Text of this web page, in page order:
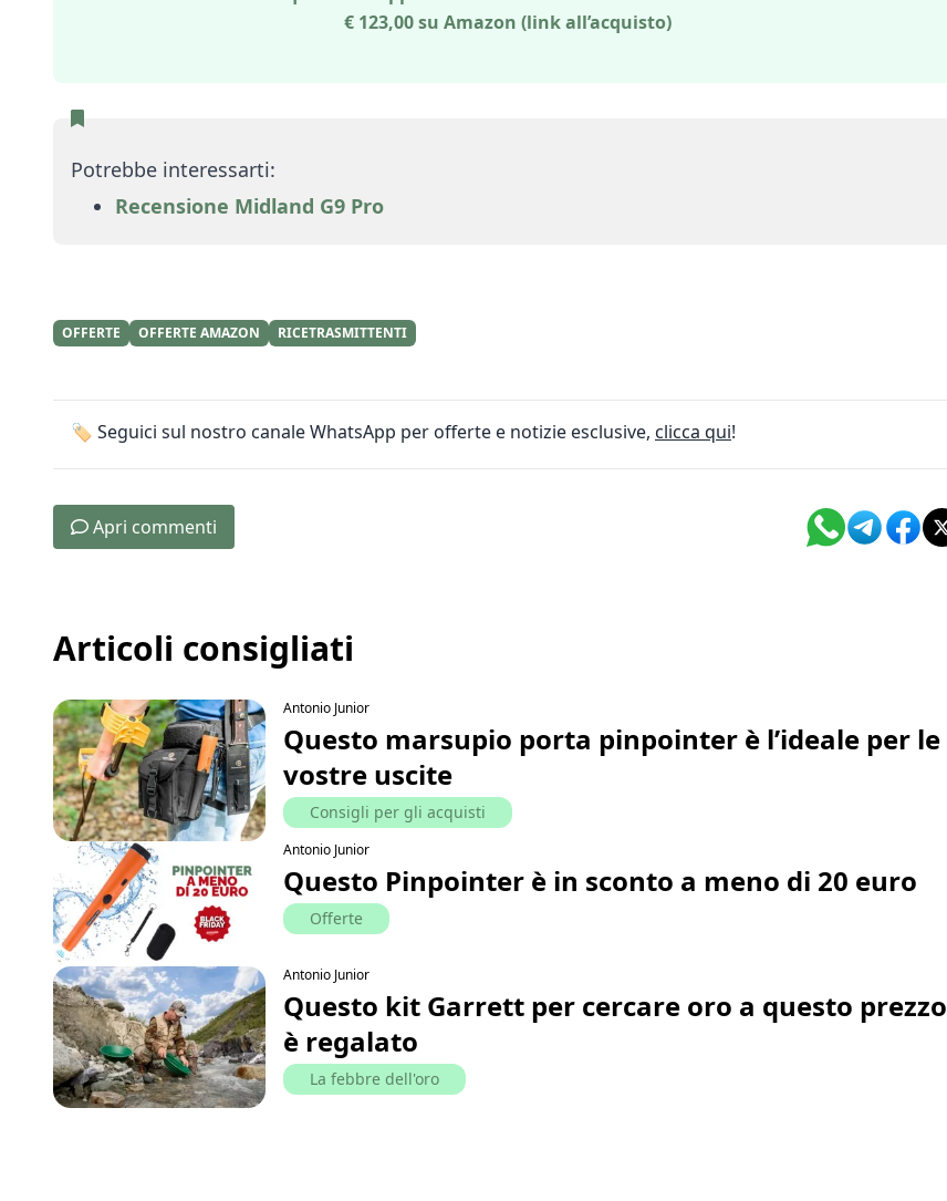
€ 123,00 su Amazon (link all’acquisto)
Potrebbe interessarti:
Recensione Midland G9 Pro
OFFERTE OFFERTE AMAZON RICETRASMITTENTI
🏷️ Seguici sul nostro canale WhatsApp per offerte e notizie esclusive, clicca qui!
Apri commenti
Articoli consigliati
Antonio Junior
Questo marsupio porta pinpointer è l’ideale per le
vostre uscite
Consigli per gli acquisti
Antonio Junior
Questo Pinpointer è in sconto a meno di 20 euro
Offerte
Antonio Junior
Questo kit Garrett per cercare oro a questo prezzo
è regalato
La febbre dell'oro